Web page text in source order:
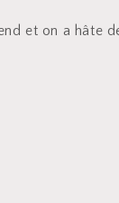
et on a hâte